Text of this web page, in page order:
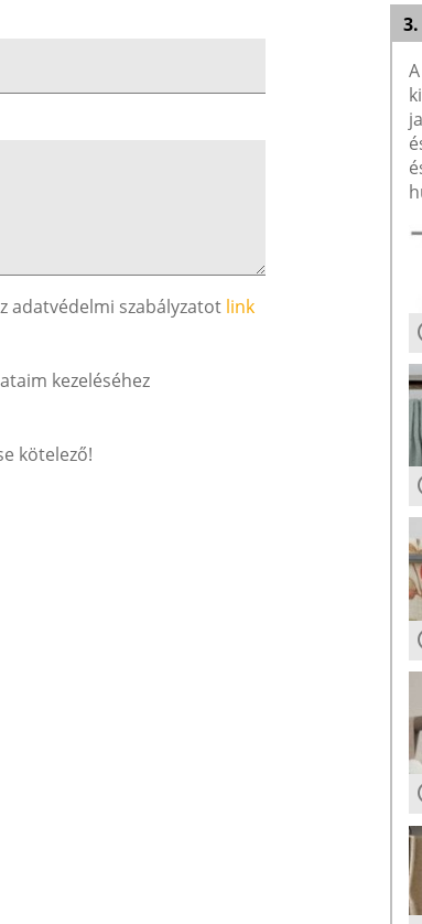
adatvédelmi szabályzatot link
kezeléséhez
kötelező!